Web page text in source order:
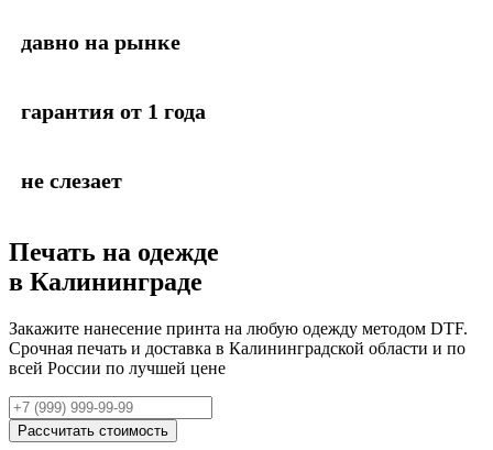
давно на рынке
гарантия от 1 года
не слезает
Печать на одежде
в Калининграде
Закажите нанесение принта на любую одежду методом DTF.
Срочная печать и доставка в Калининградской области и по
всей России по лучшей цене
Рассчитать стоимость